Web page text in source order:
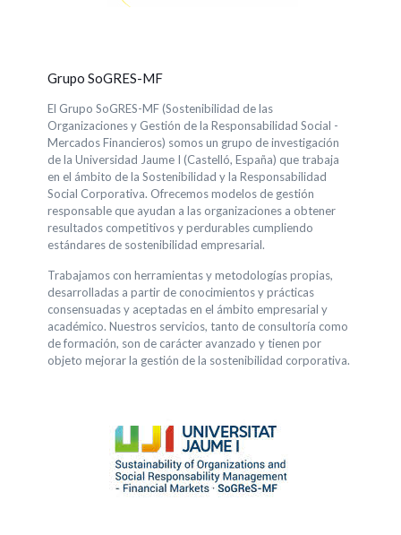
Grupo SoGRES-MF
El Grupo SoGRES-MF (Sostenibilidad de las
Organizaciones y Gestión de la Responsabilidad Social -
Mercados Financieros) somos un grupo de investigación
de la Universidad Jaume I (Castelló, España) que trabaja
en el ámbito de la Sostenibilidad y la Responsabilidad
Social Corporativa. Ofrecemos modelos de gestión
responsable que ayudan a las organizaciones a obtener
resultados competitivos y perdurables cumpliendo
estándares de sostenibilidad empresarial.
Trabajamos con herramientas y metodologías propias,
desarrolladas a partir de conocimientos y prácticas
consensuadas y aceptadas en el ámbito empresarial y
académico. Nuestros servicios, tanto de consultoría como
de formación, son de carácter avanzado y tienen por
objeto mejorar la gestión de la sostenibilidad corporativa.